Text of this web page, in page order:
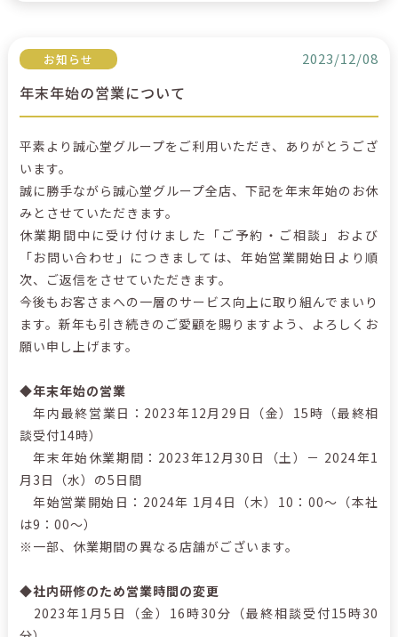
お知らせ 2023/12/08
年末年始の営業について
平素より誠心堂グループをご利用いただき、ありがとうござ
います。
誠に勝手ながら誠心堂グループ全店、下記を年末年始のお休
みとさせていただきます。
休業期間中に受け付けました「ご予約・ご相談」および
「お問い合わせ」につきましては、年始営業開始日より順
次、ご返信をさせていただきます。
今後もお客さまへの一層のサービス向上に取り組んでまいり
ます。新年も引き続きのご愛顧を賜りますよう、よろしくお
願い申し上げます。
◆年末年始の営業
年内最終営業日：2023年12月29日（金）15時（最終相
談受付14時）
年末年始休業期間：2023年12月30日（土）－ 2024年1
月3日（水）の5日間
年始営業開始日：2024年 1月4日（木）10：00～（本社
は9：00～）
※一部、休業期間の異なる店舗がございます。
◆社内研修のため営業時間の変更
2023年1月5日（金）16時30分（最終相談受付15時30